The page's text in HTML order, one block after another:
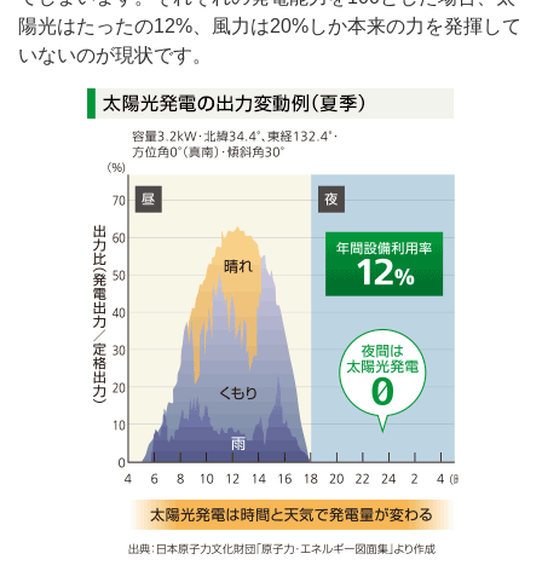
陽光はたったの12%、風力は20%しか本来の力を発揮して
いないのが現状です。